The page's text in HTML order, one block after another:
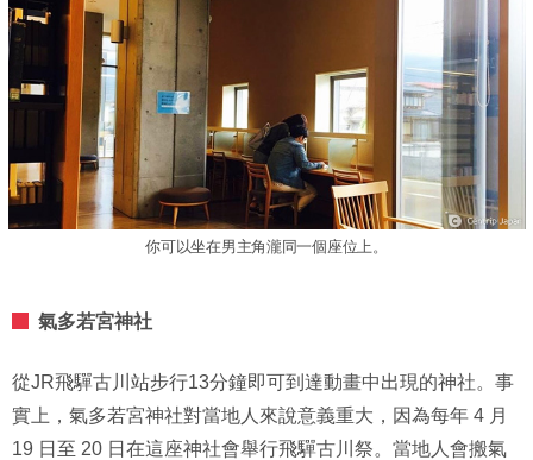
你可以坐在男主角瀧同一個座位上。
氣多若宮神社
從JR飛驒古川站步行13分鐘即可到達動畫中出現的神社。事
實上，氣多若宮神社對當地人來說意義重大，因為每年 4 月
19 日至 20 日在這座神社會舉行飛驒古川祭。當地人會搬氣